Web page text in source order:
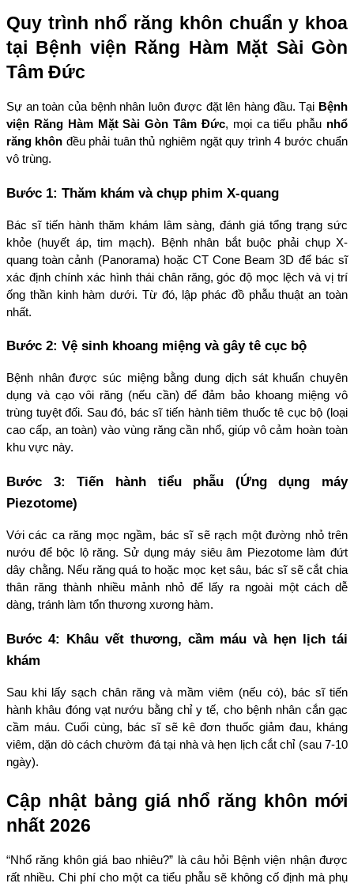
Quy trình nhổ răng khôn chuẩn y khoa
tại Bệnh viện Răng Hàm Mặt Sài Gòn
Tâm Đức
Sự an toàn của bệnh nhân luôn được đặt lên hàng đầu. Tại Bệnh
viện Răng Hàm Mặt Sài Gòn Tâm Đức, mọi ca tiểu phẫu nhổ
răng khôn đều phải tuân thủ nghiêm ngặt quy trình 4 bước chuẩn
vô trùng.
Bước 1: Thăm khám và chụp phim X-quang
Bác sĩ tiến hành thăm khám lâm sàng, đánh giá tổng trạng sức
khỏe (huyết áp, tim mạch). Bệnh nhân bắt buộc phải chụp X-
quang toàn cảnh (Panorama) hoặc CT Cone Beam 3D để bác sĩ
xác định chính xác hình thái chân răng, góc độ mọc lệch và vị trí
ống thần kinh hàm dưới. Từ đó, lập phác đồ phẫu thuật an toàn
nhất.
Bước 2: Vệ sinh khoang miệng và gây tê cục bộ
Bệnh nhân được súc miệng bằng dung dịch sát khuẩn chuyên
dụng và cạo vôi răng (nếu cần) để đảm bảo khoang miệng vô
trùng tuyệt đối. Sau đó, bác sĩ tiến hành tiêm thuốc tê cục bộ (loại
cao cấp, an toàn) vào vùng răng cần nhổ, giúp vô cảm hoàn toàn
khu vực này.
Bước 3: Tiến hành tiểu phẫu (Ứng dụng máy
Piezotome)
Với các ca răng mọc ngầm, bác sĩ sẽ rạch một đường nhỏ trên
nướu để bộc lộ răng. Sử dụng máy siêu âm Piezotome làm đứt
dây chằng. Nếu răng quá to hoặc mọc kẹt sâu, bác sĩ sẽ cắt chia
thân răng thành nhiều mảnh nhỏ để lấy ra ngoài một cách dễ
dàng, tránh làm tổn thương xương hàm.
Bước 4: Khâu vết thương, cầm máu và hẹn lịch tái
khám
Sau khi lấy sạch chân răng và mầm viêm (nếu có), bác sĩ tiến
hành khâu đóng vạt nướu bằng chỉ y tế, cho bệnh nhân cắn gạc
cầm máu. Cuối cùng, bác sĩ sẽ kê đơn thuốc giảm đau, kháng
viêm, dặn dò cách chườm đá tại nhà và hẹn lịch cắt chỉ (sau 7-10
ngày).
Cập nhật bảng giá nhổ răng khôn mới
nhất 2026
“Nhổ răng khôn giá bao nhiêu?” là câu hỏi Bệnh viện nhận được
rất nhiều. Chi phí cho một ca tiểu phẫu sẽ không cố định mà phụ